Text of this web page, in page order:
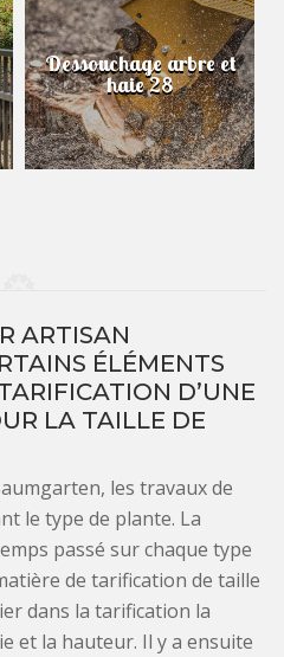
Dessouchage arbre et
haie 28
ARTISAN
ÉLÉMENTS
D’UNE
LA TAILLE DE
les travaux de
le type de plante. La
passé sur chaque type
de tarification de taille
dans la tarification la
et la hauteur. Il y a ensuite